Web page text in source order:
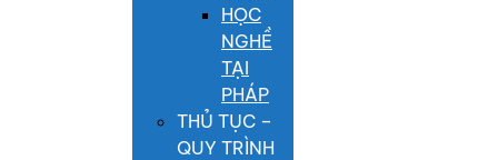
HỌC
NGHỀ
TẠI
PHÁP
THỦ TỤC –
QUY TRÌNH